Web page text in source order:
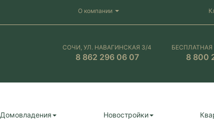
О компании
СОЧИ, УЛ. НАВАГИНСКАЯ 3/4
8 862 296 06 07 8 800
Домовладения Новостройки